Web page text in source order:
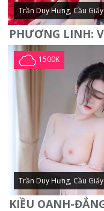
Trần Duy Hưng, Cầu Giấy
1500K
Trần Duy Hưng, Cầu Giấy